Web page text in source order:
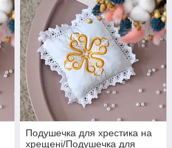
Подушечка для хрестика на
хрещені/Подушечка для